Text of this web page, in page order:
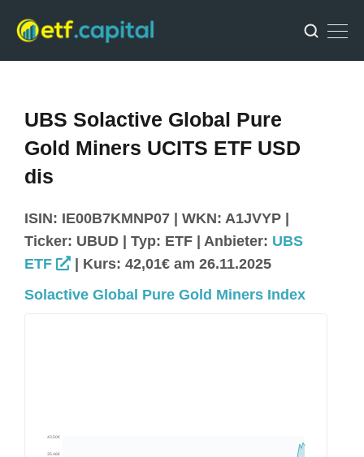
UBS Solactive Global Pure
Gold Miners UCITS ETF USD
dis
ISIN: IE00B7KMNP07 | WKN: A1JVYP |
Ticker: UBUD | Typ: ETF | Anbieter: UBS
ETF
| Kurs: 42,01€ am 26.11.2025
Solactive Global Pure Gold Miners Index
35.46€
43.50€